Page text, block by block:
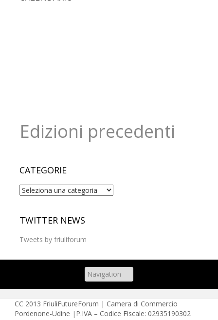
Edizioni precedenti
CATEGORIE
Categorie
TWITTER NEWS
Tweets by friuliforum
CC 2013 FriuliFutureForum | Camera di Commercio
Pordenone-Udine |P.IVA – Codice Fiscale: 02935190302